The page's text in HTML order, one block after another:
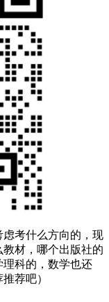
考什么方向的，现
材，哪个出版社的
理科的，数学也还
荐吧）